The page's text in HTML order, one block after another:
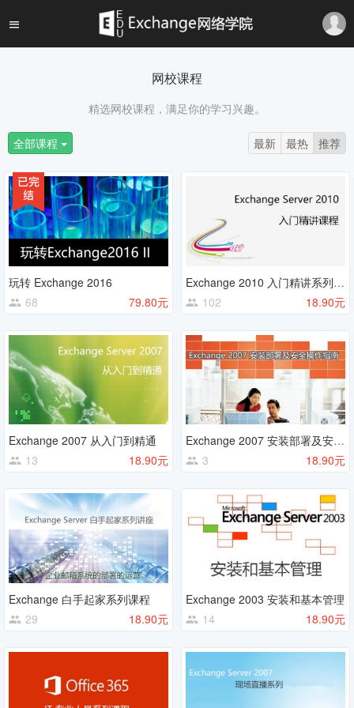
网校课程
精选网校课程，满足你的学习兴趣。
全部课程 最新 最热 推荐
玩转 Exchange 2016
68
79.80元
Exchange 2010 入门精讲系列课程
102
18.90元
Exchange 2007 从入门到精通
13
18.90元
Exchange 2007 安装部署及安全操作指南
3
18.90元
Exchange 白手起家系列课程
29
18.90元
Exchange 2003 安装和基本管理
14
18.90元